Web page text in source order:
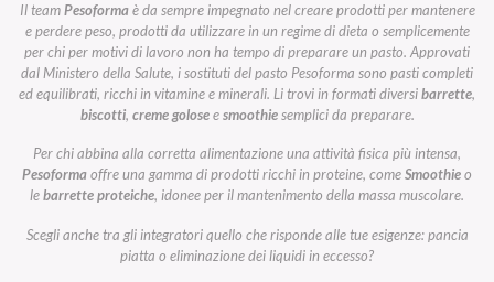
Il teamPesoformaè da sempre impegnato nel creare prodotti per mantenere
e perdere peso, prodotti da utilizzare in un regime di dieta o semplicemente
per chi per motivi di lavoro non ha tempo di preparare un pasto. Approvati
dal Ministero della Salute, i sostituti del pasto Pesoforma sono pasti completi
ed equilibrati, ricchi in vitamine e minerali. Li trovi in formati diversibarrette,
biscotti, creme goloseesmoothiesemplici da preparare.
Per chi abbina alla corretta alimentazione una attività fisica più intensa,
Pesoformaoffre una gamma di prodotti ricchi in proteine, comeSmoothieo
lebarrette proteiche, idonee per il mantenimento della massa muscolare.
Scegli anche tra gli integratori quello che risponde alle tue esigenze: pancia
piatta o eliminazione dei liquidi in eccesso?